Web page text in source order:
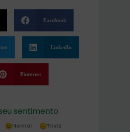
Facebook
LinkedIn
Pinterest
sentimento
Normal Triste